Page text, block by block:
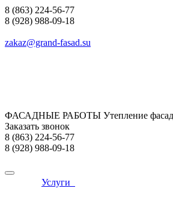
8 (863) 224-56-77
8 (928) 988-09-18
zakaz@grand-fasad.su
ФАСАДНЫЕ РАБОТЫ Утепление фасадов
Заказать звонок
8 (863) 224-56-77
8 (928) 988-09-18
Услуги